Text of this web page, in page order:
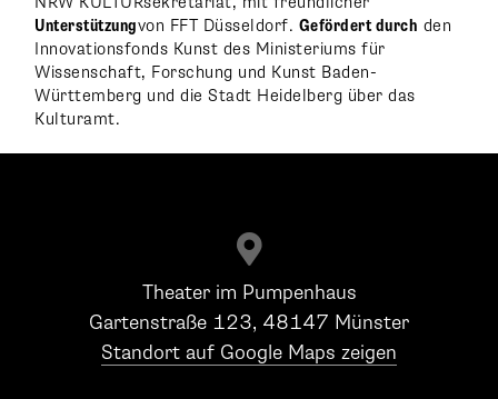
Unterstützungvon FFT Düsseldorf. Gefördert durch den
Innovationsfonds Kunst des Ministeriums für
Wissenschaft, Forschung und Kunst Baden-
Württemberg und die Stadt Heidelberg über das
Kulturamt.

Theater im Pumpenhaus
Gartenstraße 123, 48147 Münster
Standort auf Google Maps zeigen